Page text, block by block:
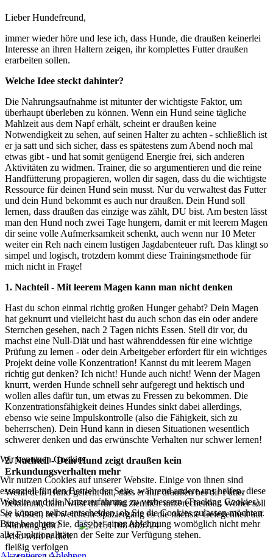
Lieber Hundefreund,
immer wieder höre und lese ich, dass Hunde, die draußen keinerlei
Interesse an ihren Haltern zeigen, ihr komplettes Futter draußen
erarbeiten sollen.
Welche Idee steckt dahinter?
Die Nahrungsaufnahme ist mitunter der wichtigste Faktor, um
überhaupt überleben zu können. Wenn ein Hund seine tägliche
Mahlzeit aus dem Napf erhält, scheint er draußen keine
Notwendigkeit zu sehen, auf seinen Halter zu achten - schließlich ist
er ja satt und sich sicher, dass es spätestens zum Abend noch mal
etwas gibt - und hat somit genügend Energie frei, sich anderen
Aktivitäten zu widmen. Trainer, die so argumentieren und die reine
Handfütterung propagieren, wollen dir sagen, dass du die wichtigste
Ressource für deinen Hund sein musst. Nur du verwaltest das Futter
und dein Hund bekommt es auch nur draußen. Dein Hund soll
lernen, dass draußen das einzige was zählt, DU bist. Am besten lässt
man den Hund noch zwei Tage hungern, damit er mit leerem Magen
dir seine volle Aufmerksamkeit schenkt, auch wenn nur 10 Meter
weiter ein Reh nach einem lustigen Jagdabenteuer ruft. Das klingt so
simpel und logisch, trotzdem kommt diese Trainingsmethode für
mich nicht in Frage!
1. Nachteil - Mit leerem Magen kann man nicht denken
Hast du schon einmal richtig großen Hunger gehabt? Dein Magen
hat geknurrt und vielleicht hast du auch schon das ein oder andere
Sternchen gesehen, nach 2 Tagen nichts Essen. Stell dir vor, du
machst eine Null-Diät und hast währenddessen für eine wichtige
Prüfung zu lernen - oder dein Arbeitgeber erfordert für ein wichtiges
Projekt deine volle Konzentration! Kannst du mit leerem Magen
richtig gut denken? Ich nicht! Hunde auch nicht! Wenn der Magen
knurrt, werden Hunde schnell sehr aufgeregt und hektisch und
wollen alles dafür tun, um etwas zu Fressen zu bekommen. Die
Konzentrationsfähigkeit deines Hundes sinkt dabei allerdings,
ebenso wie seine Impulskontrolle (also die Fähigkeit, sich zu
beherrschen). Dein Hund kann in diesen Situationen wesentlich
schwerer denken und das erwünschte Verhalten nur schwer lernen!
2. Nachteil - Dein Hund zeigt draußen kein
Erkundungsverhalten mehr
Wenn dein Hund gelernt hat, dass er nur draußen bei dir Futter
bekommt, dann wirst du für ihn ziemlich unberechenbar. Woher soll
er wissen, bei welchemSpaziergang es die nächste Gelegenheit auf
Nahrung gibt?
Also wird er dich
fleißig verfolgen
Wir benutzen Cookies
Wir nutzen Cookies auf unserer Website. Einige von ihnen sind
essenziell für den Betrieb der Seite, während andere uns helfen, diese
Website und die Nutzererfahrung zu verbessern (Tracking Cookies).
Sie können selbst entscheiden, ob Sie die Cookies zulassen möchten.
Bitte beachten Sie, dass bei einer Ablehnung womöglich nicht mehr
alle Funktionalitäten der Seite zur Verfügung stehen.